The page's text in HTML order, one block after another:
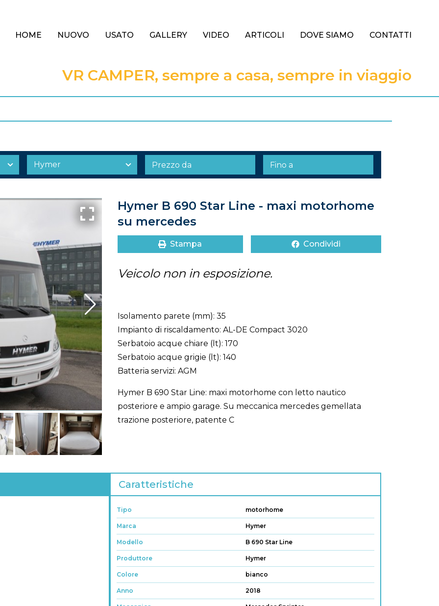
HOME NUOVO USATO GALLERY VIDEO ARTICOLI DOVE SIAMO CONTATTI
VR CAMPER, sempre a casa, sempre in viaggio
Hymer B 690 Star Line - maxi motorhome
su mercedes
Stampa Condividi
Veicolo non in esposizione.
Isolamento parete (mm): 35
Impianto di riscaldamento: AL-DE Compact 3020
Serbatoio acque chiare (lt): 170
Serbatoio acque grigie (lt): 140
Batteria servizi: AGM
Hymer B 690 Star Line: maxi motorhome con letto nautico
posteriore e ampio garage. Su meccanica mercedes gemellata
trazione posteriore, patente C
Caratteristiche
Tipo motorhome
Marca Hymer
Modello B 690 Star Line
Produttore Hymer
Colore bianco
Anno 2018